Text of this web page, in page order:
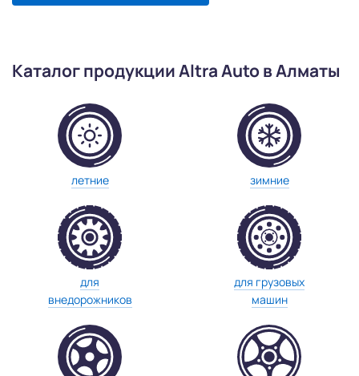
Каталог продукции Altra Auto в Алматы
летние зимние
для
внедорожников
для грузовых
машин